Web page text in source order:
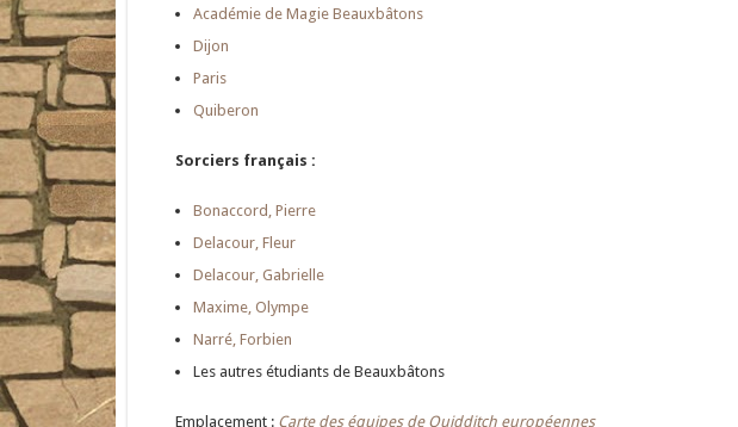
Académie de Magie Beauxbâtons
Dijon
Paris
Quiberon
Sorciers français :
Bonaccord, Pierre
Delacour, Fleur
Delacour, Gabrielle
Maxime, Olympe
Narré, Forbien
Les autres étudiants de Beauxbâtons
Emplacement : Carte des équipes de Quidditch européennes